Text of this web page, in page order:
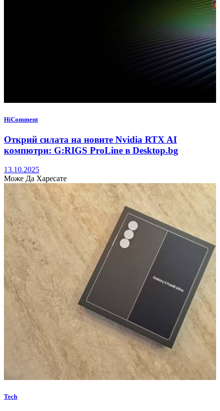
HiComment
Открий силата на новите Nvidia RTX AI
компютри: G:RIGS ProLine в Desktop.bg
13.10.2025
Може Да Харесате
Tech